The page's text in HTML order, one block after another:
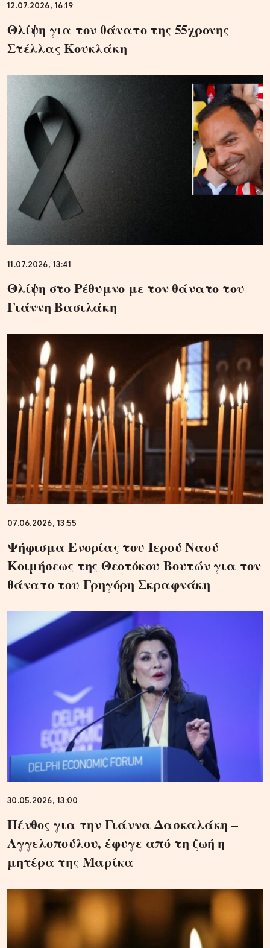
12.07.2026, 16:19
Θλίψη για τον θάνατο της 55χρονης
Στέλλας Κουκλάκη
11.07.2026, 13:41
Θλίψη στο Ρέθυμνο με τον θάνατο του
Γιάννη Βασιλάκη
07.06.2026, 13:55
Ψήφισμα Ενορίας του Ιερού Ναού
Κοιμήσεως της Θεοτόκου Βουτών για τον
θάνατο του Γρηγόρη Σκραφνάκη
30.05.2026, 13:00
Πένθος για την Γιάννα Δασκαλάκη –
Αγγελοπούλου, έφυγε από τη ζωή η
μητέρα της Μαρίκα